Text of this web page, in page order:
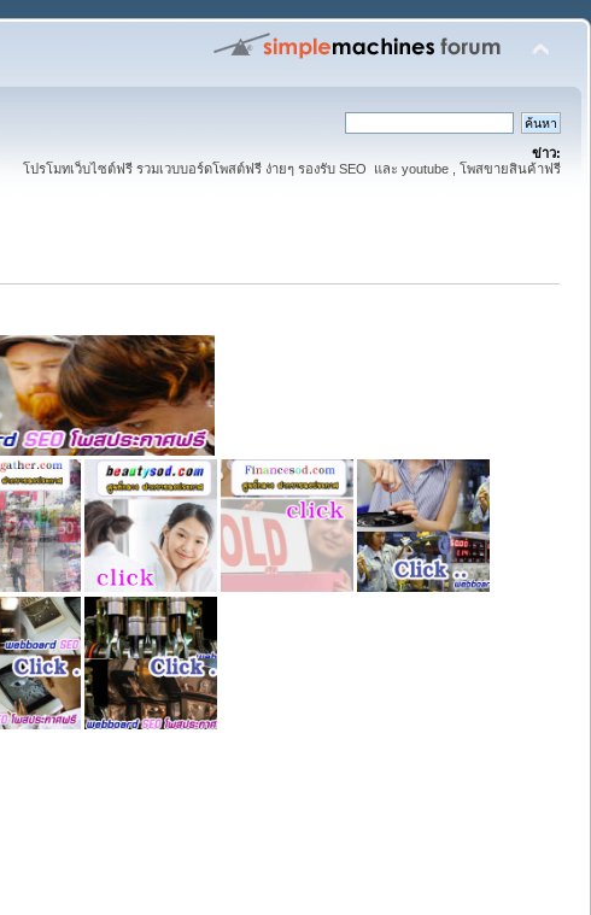
ข่าว:
โปรโมทเว็บไซต์ฟรี รวมเวบบอร์ดโพสต์ฟรี ง่ายๆ รองรับ SEO และ youtube , โพสขายสินค้าฟรี